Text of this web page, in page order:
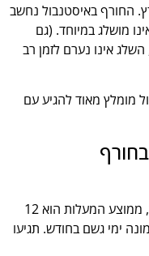
החורף באיסטנבול נחשב
מושלג במיוחד. (גם
שיורד שלג בעיר, כמו בשנת 2022, השלג אינו נערם לזמן רב
מומלץ מאוד להגיע עם
בנובמבר מזג האוויר באיסטנבול קר, ממוצע המעלות הוא 12
ויש כשמונה ימי גשם בחודש. תגיעו